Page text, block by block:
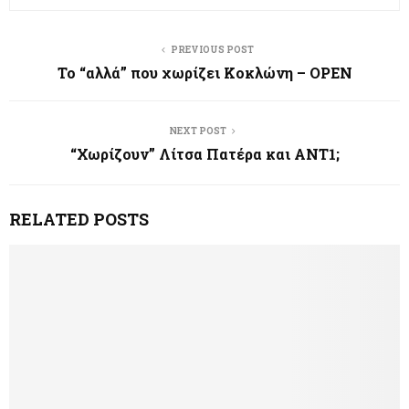
PREVIOUS POST
Το “αλλά” που χωρίζει Κοκλώνη – ΟΡΕΝ
NEXT POST
“Χωρίζουν” Λίτσα Πατέρα και ΑΝΤ1;
RELATED POSTS